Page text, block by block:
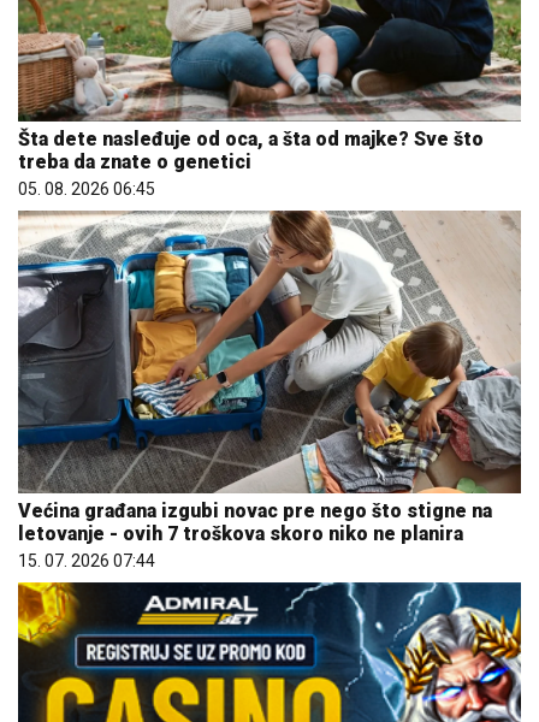
Šta dete nasleđuje od oca, a šta od majke? Sve što
treba da znate o genetici
05. 08. 2026 06:45
Većina građana izgubi novac pre nego što stigne na
letovanje - ovih 7 troškova skoro niko ne planira
15. 07. 2026 07:44